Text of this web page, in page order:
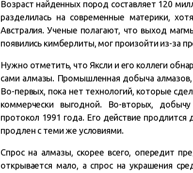
Возраст найденных пород составляет 120
разделилась на современные материки,
Австралия. Ученые полагают, что выход
появились кимберлиты, мог произойти из-за
Нужно отметить, что Яксли и его коллеги
сами алмазы. Промышленная добыча
Во-первых, пока нет технологий, которые
коммерчески выгодной. Во-вторых,
протокол 1991 года. Его действие
продлен с теми же условиями.
Спрос на алмазы, скорее всего, опередит
открывается мало, а спрос на украшения